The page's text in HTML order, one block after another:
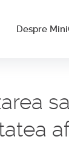
Despre